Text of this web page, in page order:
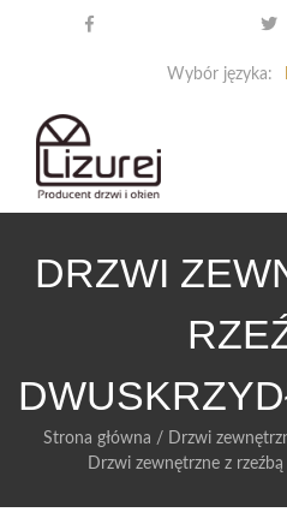
Wybór języka:
DRZWI
Strona główna / Drzwi
Drzwi zewnętrzne z